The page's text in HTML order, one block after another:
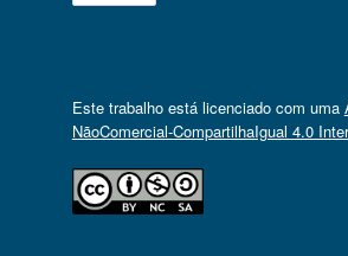
Este trabalho está licenciado com uma
NãoComercial-CompartilhaIgual 4.0